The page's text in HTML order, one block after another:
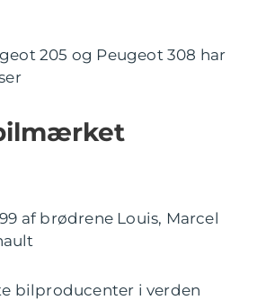
205 og Peugeot 308 har
af brødrene Louis, Marcel
bilproducenter i verden